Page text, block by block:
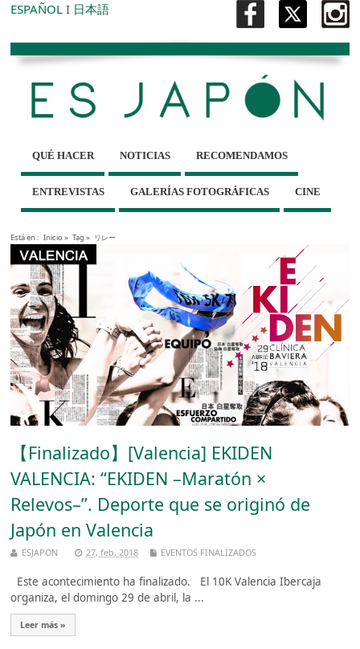
ESPAÑOL I 日本語
QUÉ HACER NOTICIAS RECOMENDAMOS
ENTREVISTAS GALERÍAS FOTOGRÁFICAS CINE
Está en : Inicio» Tag » リレー
【Finalizado】[Valencia] EKIDEN
VALENCIA: “EKIDEN –Maratón ×
Relevos–”. Deporte que se originó de
Japón en Valencia
ESJAPON 27, feb, 2018 EVENTOS FINALIZADOS
Este acontecimiento ha finalizado. El 10K Valencia Ibercaja
organiza, el domingo 29 de abril, la ...
Leer más »